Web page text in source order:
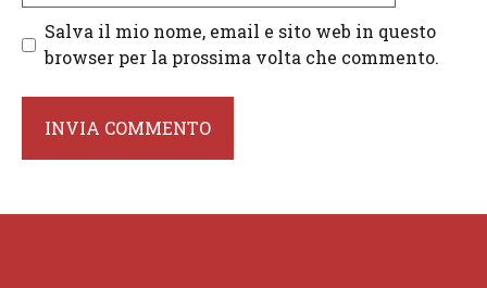
Salva il mio nome, email e sito web in questo
browser per la prossima volta che commento.